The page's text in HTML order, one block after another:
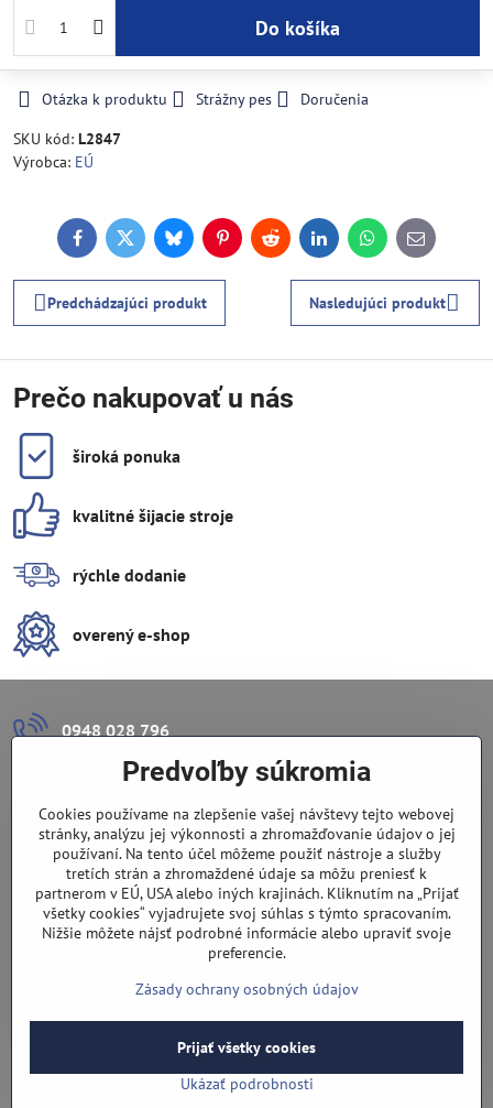
Do košíka
Otázka k produktu Strážny pes
Doručenia
SKU kód: L2847
Výrobca: EÚ
FacebookTwitterBlueskyPinterestReddit LinkedInWhatsApp
E-
mail
Predchádzajúci produkt Nasledujúci produkt
Prečo nakupovať u nás
široká ponuka
kvalitné šijacie stroje
rýchle dodanie
overený e-shop
0948 028 796
info​@lazuli​.sk
Lazuli s​.r​.o​.
Predajňa
Nové Zámky, Pri gymnáziu 6
(slepá ulica), v tesnej blízkosti centra mesta, parkovanie v ulici
©2026Copyright
Predvoľby súkromiaZásady ochrany osobných údajov
Vytvorené pomocou:BiznisWeb.sk
Predvoľby súkromia
Cookies používame na zlepšenie vašej návštevy tejto webovej
stránky, analýzu jej výkonnosti a zhromažďovanie údajov o jej
používaní. Na tento účel môžeme použiť nástroje a služby
tretích strán a zhromaždené údaje sa môžu preniesť k
partnerom v EÚ, USA alebo iných krajinách. Kliknutím na „Prijať
všetky cookies“ vyjadrujete svoj súhlas s týmto spracovaním.
Nižšie môžete nájsť podrobné informácie alebo upraviť svoje
preferencie.
Zásady ochrany osobných údajov
Ukázať podrobnosti
Prijať všetky cookies